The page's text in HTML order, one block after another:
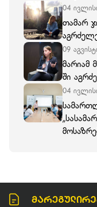
04
თამარ
09
მარიამ
ში
04